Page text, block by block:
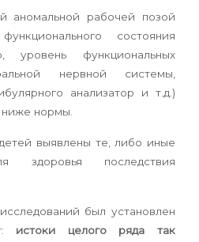
аномальной рабочей позой
состояния
уровень функциональных
нервной системы,
анализатор и т.д.)
ниже нормы.
выявлены те, либо иные
здоровья последствия
был установлен
истоки целого ряда так